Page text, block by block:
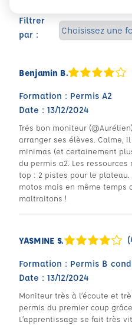
Filtrer
par :
Benjamin B.
Formation : Permis A2
Date : 13/12/2024
Trés bon moniteur
arranger ses élèves. Calme,
minimas (et certainement
du permis a2. Les
top : 2 pistes pour le
motos mais en même temps
maltraitons !
YASMINE S.
Formation : Permis B
Date : 13/12/2024
Moniteur très à l’écoute et
permis du premier coup
L’apprentissage se fait très